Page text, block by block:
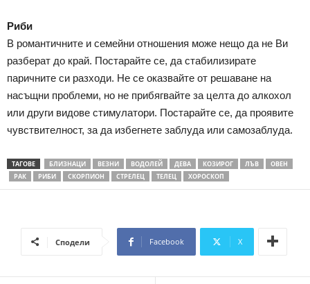
Риби
В романтичните и семейни отношения може нещо да не Ви
разберат до край. Постарайте се, да стабилизирате
паричните си разходи. Не се оказвайте от решаване на
насъщни проблеми, но не прибягвайте за целта до алкохол
или други видове стимулатори. Постарайте се, да проявите
чувствителност, за да избегнете заблуда или самозаблуда.
ТАГОВЕ БЛИЗНАЦИ ВЕЗНИ ВОДОЛЕЙ ДЕВА КОЗИРОГ ЛЪВ
ОВЕН
РАК
РИБИ СКОРПИОН СТРЕЛЕЦ ТЕЛЕЦ ХОРОСКОП
Сподели Facebook X